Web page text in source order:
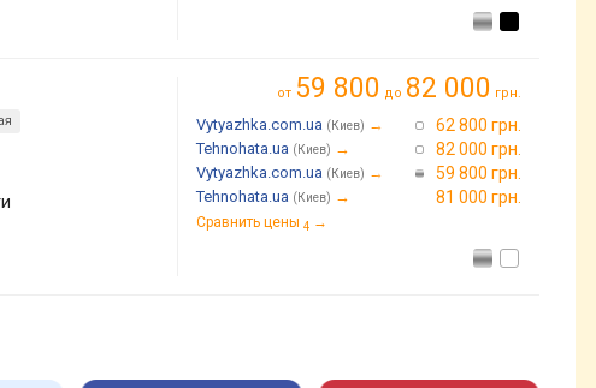
от 59 800 до 82 000 грн.
Vytyazhka.com.ua (Киев) → 62 800 грн.
Tehnohata.ua (Киев) → 82 000 грн.
Vytyazhka.com.ua (Киев) → 59 800 грн.
Tehnohata.ua (Киев) → 81 000 грн.
Сравнить цены 4 →